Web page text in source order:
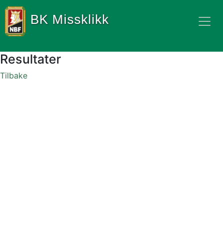
BK Missklikk
Resultater
Tilbake